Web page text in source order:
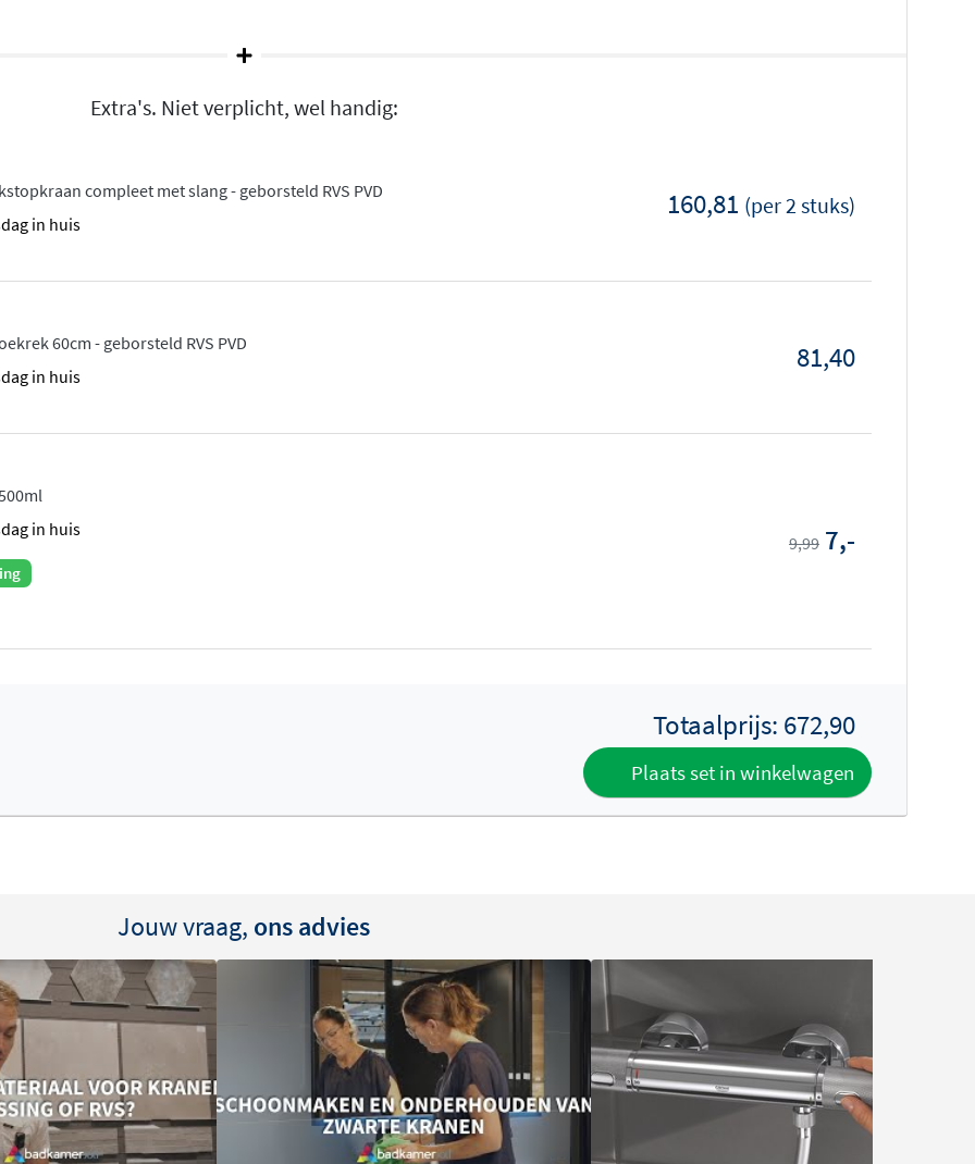
Extra's. Niet verplicht, wel handig:
compleet met slang - geborsteld RVS PVD
in huis
160,81 (per 2 stuks)
60cm - geborsteld RVS PVD
in huis
81,40
in huis
9,99 7,-
Totaalprijs: 672,90
Plaats set in winkelwagen
Jouw vraag, ons advies